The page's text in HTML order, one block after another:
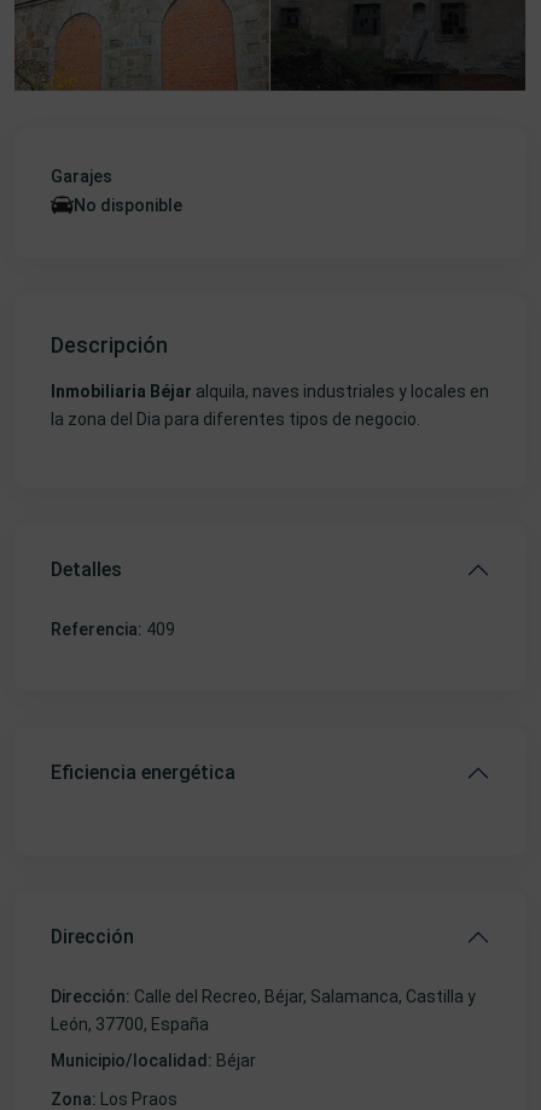
Garajes
No disponible
Descripción
Inmobiliaria Béjar alquila, naves industriales y locales en
la zona del Dia para diferentes tipos de negocio.
Detalles
Referencia: 409
Eficiencia energética
Dirección
Dirección: Calle del Recreo, Béjar, Salamanca, Castilla y
León, 37700, España
Municipio/localidad: Béjar
Zona:
Los Praos